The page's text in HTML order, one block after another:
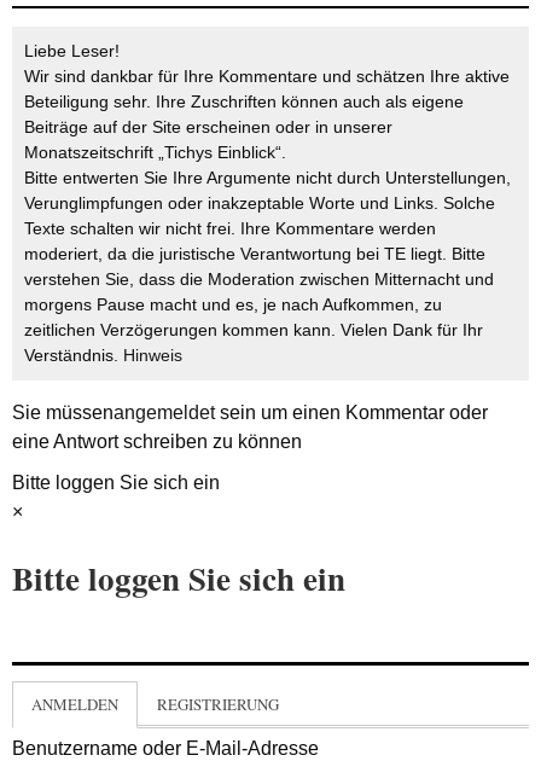
Liebe Leser!
Wir sind dankbar für Ihre Kommentare und schätzen Ihre aktive
Beteiligung sehr. Ihre Zuschriften können auch als eigene
Beiträge auf der Site erscheinen oder in unserer
Monatszeitschrift „Tichys Einblick“.
Bitte entwerten Sie Ihre Argumente nicht durch Unterstellungen,
Verunglimpfungen oder inakzeptable Worte und Links. Solche
Texte schalten wir nicht frei. Ihre Kommentare werden
moderiert, da die juristische Verantwortung bei TE liegt. Bitte
verstehen Sie, dass die Moderation zwischen Mitternacht und
morgens Pause macht und es, je nach Aufkommen, zu
zeitlichen Verzögerungen kommen kann. Vielen Dank für Ihr
Verständnis. Hinweis
Sie müssenangemeldetsein um einen Kommentar oder
eine Antwort schreiben zu können
Bitte loggen Sie sich ein
×
Bitte loggen Sie sich ein
ANMELDEN REGISTRIERUNG
Benutzername oder E-Mail-Adresse